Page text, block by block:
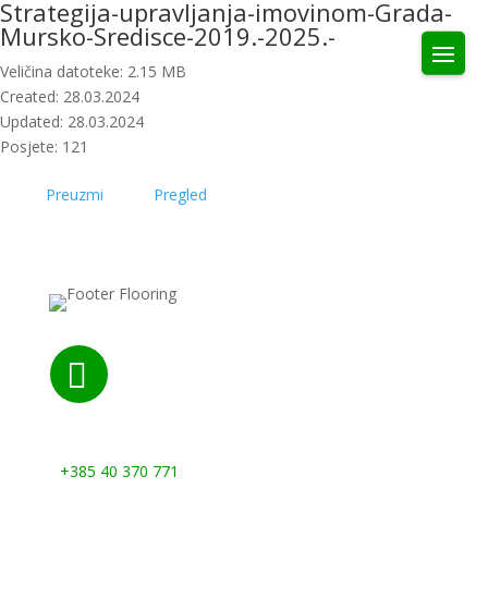
Strategija-upravljanja-imovinom-Grada-
Mursko-Sredisce-2019.-2025.-
Veličina datoteke: 2.15 MB
Created: 28.03.2024
Updated: 28.03.2024
Posjete: 121
Preuzmi Pregled

+385 40 370 771